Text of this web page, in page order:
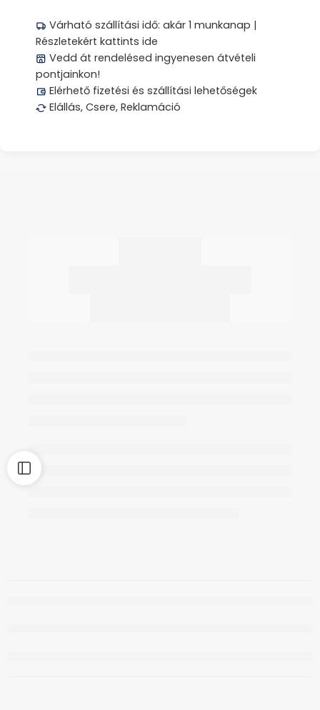
Várható szállítási idő: akár 1 munkanap |
Részletekért kattints ide
Vedd át rendelésed ingyenesen átvételi
pontjainkon!
Elérhető fizetési és szállítási lehetőségek
Elállás, Csere, Reklamáció